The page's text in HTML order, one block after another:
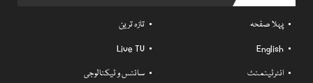
پہلا صفحہ
تازہ ترین
English
Live TV
انٹرٹینمنٹ
سائنس و ٹیکنالوجی